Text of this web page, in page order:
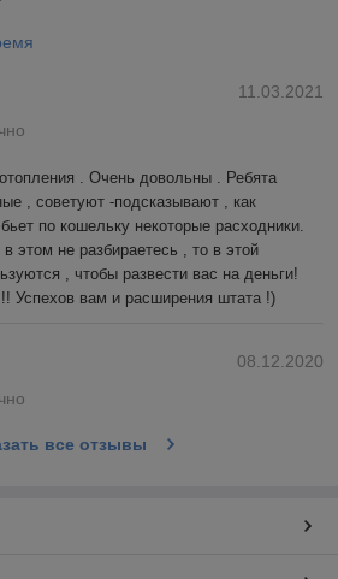
11.03.2021
. Очень довольны . Ребята
, советуют -подсказывают , как
по кошельку некоторые расходники.
этом не разбираетесь , то в этой
, чтобы развести вас на деньги!
Успехов вам и расширения штата !)
08.12.2020
все отзывы